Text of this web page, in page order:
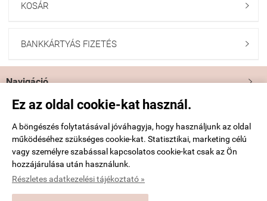
Ez az oldal cookie-kat használ.
A böngészés folytatásával jóváhagyja, hogy használjunk az oldal
működéséhez szükséges cookie-kat. Statisztikai, marketing célú
vagy személyre szabással kapcsolatos cookie-kat csak az Ön
hozzájárulása után használunk.
Részletes adatkezelési tájékoztató »
KOSÁR 
BANKKÁRTYÁS FIZETÉS 
Navigáció 
Saját fiók
Bemutatkozás
Elérhetőségek